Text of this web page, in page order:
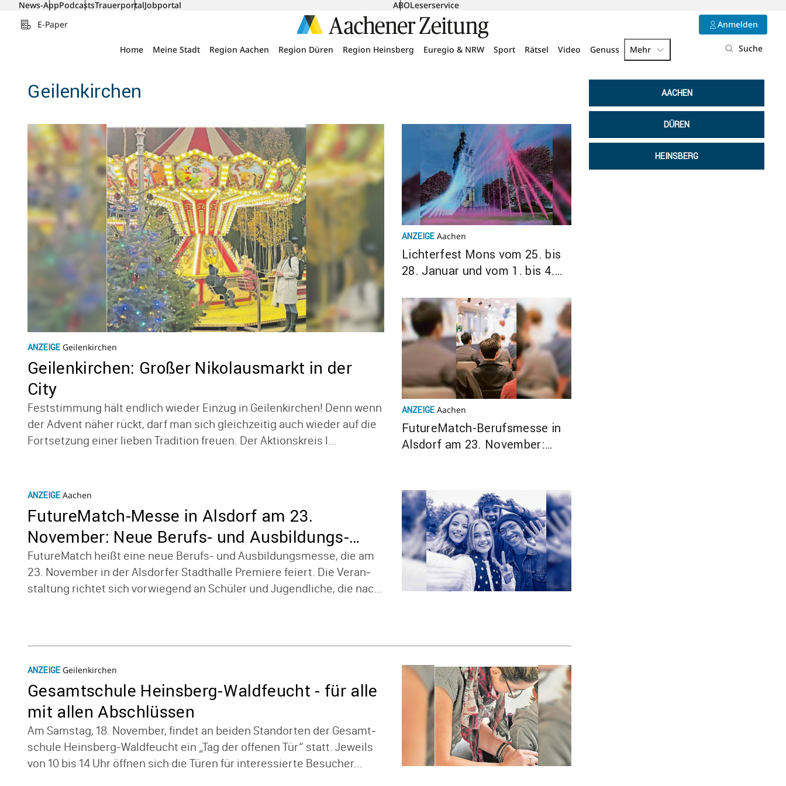
News-AppPodcastsTrauerportalJobportal ABOLeserservice
E-Paper
Anmelden
Home Meine Stadt Region Aachen Region Düren Region Heinsberg Euregio & NRW Sport Rätsel Video Genuss Mehr Suche
Geilenkirchen
ANZEIGE Geilenkirchen
Geilen­kir­chen: Großer Niko­laus­markt in der
City
Fest­stim­mung hält endlich wieder Einzug in Geilen­kir­chen! Denn wenn
der Advent näher rückt, darf man sich gleich­zeitig auch wieder auf die
Fort­set­zung einer lieben Tradi­tion freuen. Der Akti­ons­kreis l...
ANZEIGE Aachen
Lich­ter­fest Mons vom 25. bis
28. Januar und vom 1. bis 4.
Surrea­lismus
ANZEIGE Aachen
Future­Match-Berufs­messe in
Alsdorf am 23. November:
ANZEIGE Aachen
Future­Match-Messe in Alsdorf am 23.
November: Neue Berufs- und Ausbil­dungs­
messe
Future­Match heißt eine neue Berufs- und Ausbil­dungs­messe, die am
23. November in der Alsdorfer Stadt­halle Premiere feiert. Die Veran­
stal­tung richtet sich vorwie­gend an Schüler und Jugend­liche, die nac...
ANZEIGE Geilenkirchen
Gesamt­schule Heins­berg-Wald­feucht - für alle
mit allen Abschlüssen
Am Samstag, 18. November, findet an beiden Stand­orten der Gesamt­
schule Heins­berg-Wald­feucht ein „Tag der offenen Tür“ statt. Jeweils
von 10 bis 14 Uhr öffnen sich die Türen für inter­es­sierte Besu­cher...
AACHEN
DÜREN
HEINSBERG